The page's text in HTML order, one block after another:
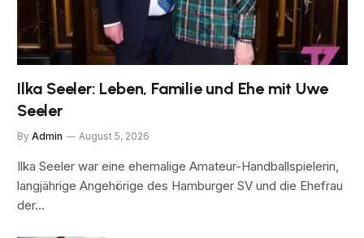
Ilka Seeler: Leben, Familie und Ehe mit Uwe
Seeler
By Admin August 5, 2026
Ilka Seeler war eine ehemalige Amateur-Handballspielerin,
langjährige Angehörige des Hamburger SV und die Ehefrau
der…